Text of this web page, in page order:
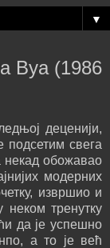
▼
Вуа (1986
деценији,
подсетим свега
обожавао
модерних
извршио и
тренутку
да је успешно
а то је већ